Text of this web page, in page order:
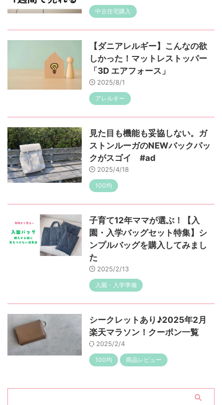
中古住宅購入
【ダニアレルギー】こんなの欲
しかった！マットレストッパー
「3D エアフォース」
2025/8/1
アレルギー
見た目も機能も妥協しない。ガ
ストンルーガのNEWバックパッ
クがスゴイ #ad
2025/4/18
100均
子育て12年ママが選ぶ！【入
園・入学バッグセット特集】シ
ンプルバッグを購入してみまし
た
2025/2/13
入園・入学準備
シークレットあり♪2025年2月
楽天マラソン！クーポン一覧
2025/2/4
100均 商品レビュー